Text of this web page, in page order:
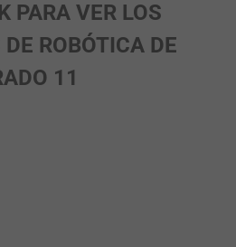
PARA VER LOS
ROBÓTICA DE
11